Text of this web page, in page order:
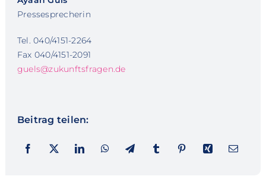
Pressesprecherin
Tel. 040/4151-2264
Fax 040/4151-2091
guels@zukunftsfragen.de
Beitrag teilen: